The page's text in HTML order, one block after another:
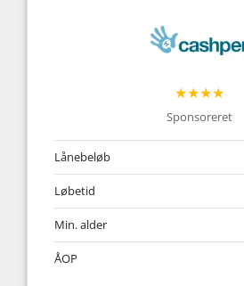
★★★★
Sponsoreret
Lånebeløb
Løbetid
Min. alder
ÅOP